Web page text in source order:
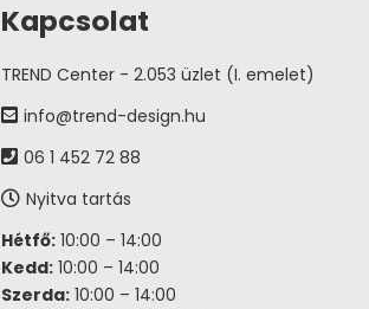
Kapcsolat
TREND Center - 2.053 üzlet (I. emelet)
info@trend-design.hu
06 1 452 72 88
Nyitva tartás
Hétfő: 10:00 – 14:00
Kedd: 10:00 – 14:00
Szerda: 10:00 – 14:00